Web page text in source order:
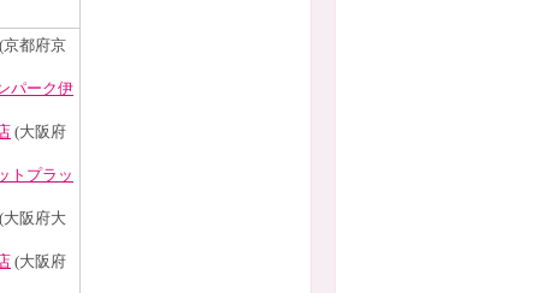
(京都府京
パーク伊
(大阪府
トプラッ
(大阪府大
(大阪府